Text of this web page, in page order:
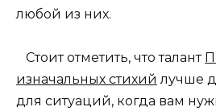
любой из них.
Стоит отметить, что талант
изначальных стихий лучше
для ситуаций, когда вам